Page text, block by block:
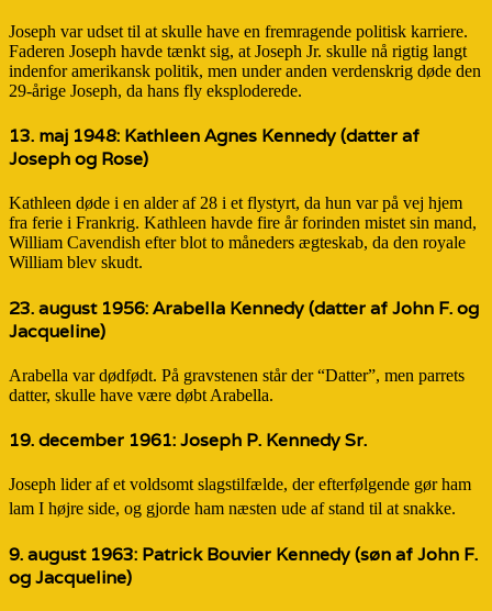
Joseph var udset til at skulle have en fremragende politisk karriere.
Faderen Joseph havde tænkt sig, at Joseph Jr. skulle nå rigtig langt
indenfor amerikansk politik, men under anden verdenskrig døde den
29-årige Joseph, da hans fly eksploderede.
13. maj 1948: Kathleen Agnes Kennedy(datter af
Joseph og Rose)
Kathleen døde i en alder af 28 i et flystyrt, da hun var på vej hjem
fra ferie i Frankrig. Kathleen havde fire år forinden mistet sin mand,
William Cavendish efter blot to måneders ægteskab, da den royale
William blev skudt.
23. august 1956:Arabella Kennedy(datter af John F. og
Jacqueline)
Arabella var dødfødt. På gravstenen står der “Datter”, men parrets
datter, skulle have være døbt Arabella.
19. december 1961:Joseph P. Kennedy Sr.
Joseph lider af et voldsomt slagstilfælde, der efterfølgende gør ham
lam I højre side, og gjorde ham næsten ude af stand til at snakke.
9. august 1963: Patrick Bouvier Kennedy(søn af John F.
og Jacqueline)